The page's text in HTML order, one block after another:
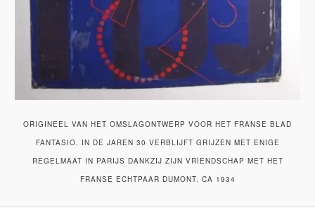
ORIGINEEL VAN HET OMSLAGONTWERP VOOR HET FRANSE BLAD
FANTASIO. IN DE JAREN 30 VERBLIJFT GRIJZEN MET ENIGE
REGELMAAT IN PARIJS DANKZIJ ZIJN VRIENDSCHAP MET HET
FRANSE ECHTPAAR DUMONT. CA 1934